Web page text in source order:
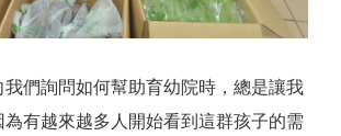
們詢問如何幫助育幼院時，總是讓我
有越來越多人開始看到這群孩子的需